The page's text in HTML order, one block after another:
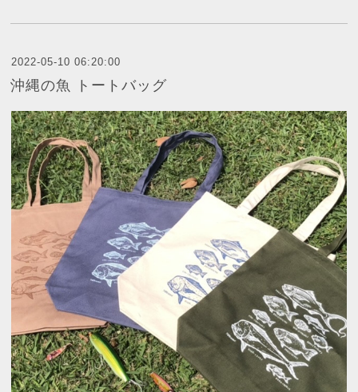
2022-05-10 06:20:00
沖縄の魚 トートバッグ